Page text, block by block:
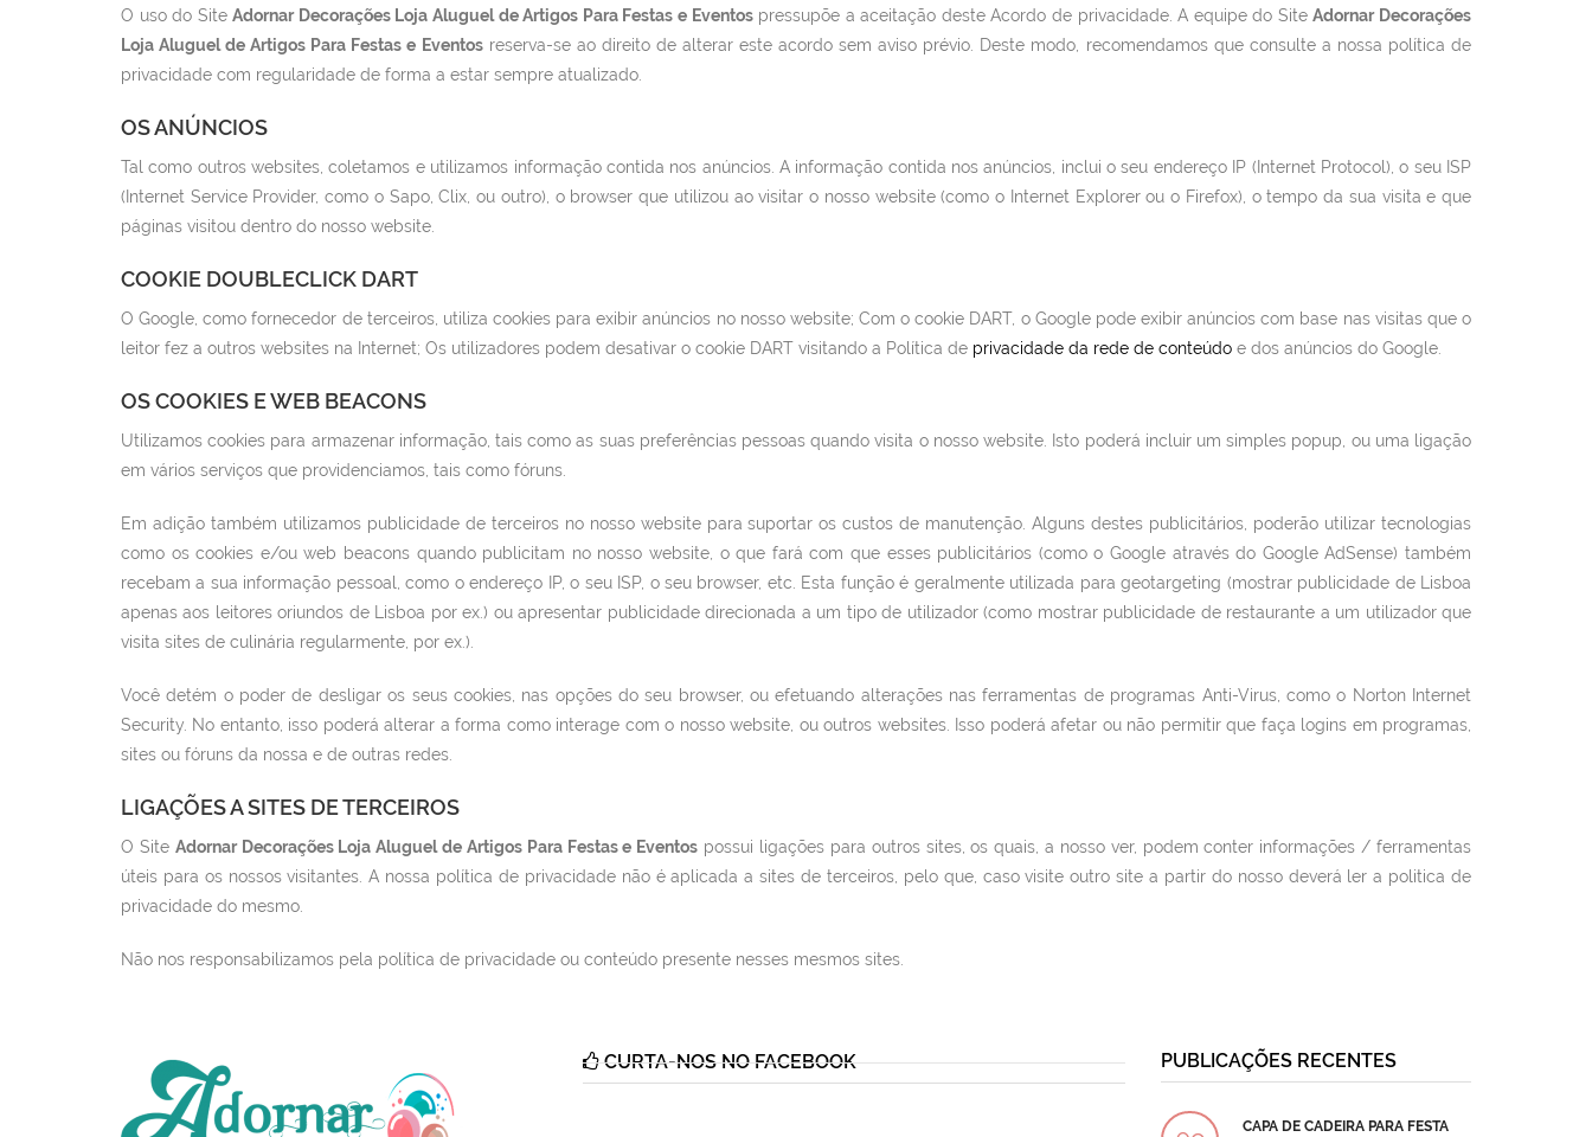
O uso do SiteAdornar Decorações Loja Aluguel de Artigos Para Festas e Eventospressupõe a aceitação deste Acordo de privacidade. A equipe do SiteAdornar Decorações
Loja Aluguel de Artigos Para Festas e Eventosreserva-se ao direito de alterar este acordo sem aviso prévio. Deste modo, recomendamos que consulte a nossa política de
privacidade com regularidade de forma a estar sempre atualizado.
OS ANÚNCIOS
Tal como outros websites, coletamos e utilizamos informação contida nos anúncios. A informação contida nos anúncios, inclui o seu endereço IP (Internet Protocol), o seu ISP
(Internet Service Provider, como o Sapo, Clix, ou outro), o browser que utilizou ao visitar o nosso website (como o Internet Explorer ou o Firefox), o tempo da sua visita e que
páginas visitou dentro do nosso website.
COOKIE DOUBLECLICK DART
O Google, como fornecedor de terceiros, utiliza cookies para exibir anúncios no nosso website; Com o cookie DART, o Google pode exibir anúncios com base nas visitas que o
leitor fez a outros websites na Internet; Os utilizadores podem desativar o cookie DART visitando a Política de privacidade da rede de conteúdo e dos anúncios do Google.
OS COOKIES E WEB BEACONS
Utilizamos cookies para armazenar informação, tais como as suas preferências pessoas quando visita o nosso website. Isto poderá incluir um simples popup, ou uma ligação
em vários serviços que providenciamos, tais como fóruns.
Em adição também utilizamos publicidade de terceiros no nosso website para suportar os custos de manutenção. Alguns destes publicitários, poderão utilizar tecnologias
como os cookies e/ou web beacons quando publicitam no nosso website, o que fará com que esses publicitários (como o Google através do Google AdSense) também
recebam a sua informação pessoal, como o endereço IP, o seu ISP, o seu browser, etc. Esta função é geralmente utilizada para geotargeting (mostrar publicidade de Lisboa
apenas aos leitores oriundos de Lisboa por ex.) ou apresentar publicidade direcionada a um tipo de utilizador (como mostrar publicidade de restaurante a um utilizador que
visita sites de culinária regularmente, por ex.).
Você detém o poder de desligar os seus cookies, nas opções do seu browser, ou efetuando alterações nas ferramentas de programas Anti-Virus, como o Norton Internet
Security. No entanto, isso poderá alterar a forma como interage com o nosso website, ou outros websites. Isso poderá afetar ou não permitir que faça logins em programas,
sites ou fóruns da nossa e de outras redes.
LIGAÇÕES A SITES DE TERCEIROS
O Site Adornar Decorações Loja Aluguel de Artigos Para Festas e Eventos possui ligações para outros sites, os quais, a nosso ver, podem conter informações / ferramentas
úteis para os nossos visitantes. A nossa política de privacidade não é aplicada a sites de terceiros, pelo que, caso visite outro site a partir do nosso deverá ler a politica de
privacidade do mesmo.
Não nos responsabilizamos pela política de privacidade ou conteúdo presente nesses mesmos sites.
CURTA-NOS NO FACEBOOK PUBLICAÇÕES RECENTES
CAPA DE CADEIRA PARA FESTA